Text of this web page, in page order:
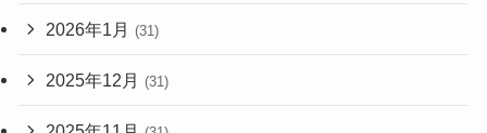
2026年1月 (31)
2025年12月 (31)